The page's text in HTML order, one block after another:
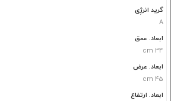
گرید انرژِی
A
ابعاد. عمق
34 cm
ابعاد. عرض
45 cm
ابعاد. ارتفاع